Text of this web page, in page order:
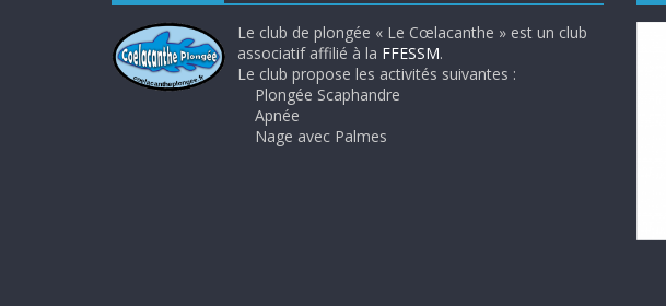
Le club de plongée « Le Cœlacanthe » est un club
associatif affilié à la FFESSM.
Le club propose les activités suivantes :
Plongée Scaphandre
Apnée
Nage avec Palmes